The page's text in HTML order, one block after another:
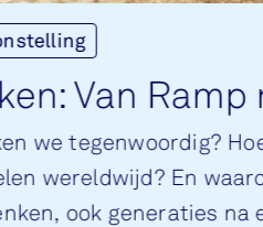
Van
we tegenwoordig?
wereldwijd? En
ook generaties na